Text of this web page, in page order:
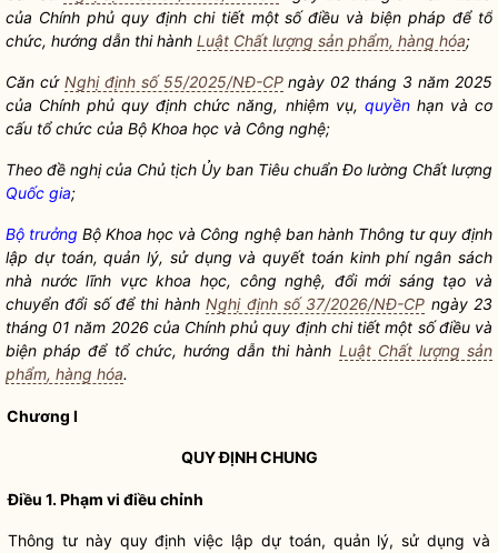
của Chính phủ quy định chi tiết một số điều và biện pháp để tổ
chức, hướng dẫn thi hành Luật Chất lượng sản phẩm, hàng hóa;
Căn cứ Nghị định số 55/2025/NĐ-CPngày 02 tháng 3 năm 2025
của Chính phủ quy định chức năng, nhiệm vụ, quyềnhạn và cơ
cấu tổ chức của Bộ Khoa học và Công nghệ;
Theo đề nghị của Chủ tịch Ủy ban Tiêu chuẩn Đo lường Chất lượng
Quốc gia;
Bộ trưởng BộKhoa học và Công nghệban hành Thông tư quy định
lập dự toán, quản lý, sử dụng và quyết toán kinh phíngân sách
nhà nướclĩnh vựckhoa học, công nghệ, đổi mới sáng tạo và
chuyển đổi số để thi hànhNghị định số 37/2026/NĐ-CP ngày 23
tháng 01 năm 2026 của Chính phủ quy định chi tiết một số điều và
biện pháp để tổ chức, hướng dẫn thi hành Luật Chất lượng sản
phẩm, hàng hóa.
Chương I
QUY ĐỊNH CHUNG
Điều 1. Phạm vi điều chỉnh
Thông tư này quy định việc lập dự toán, quản lý, sử dụng và